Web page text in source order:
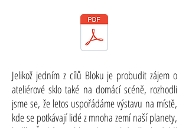
Jelikož jedním z cílů Bloku je probudit zájem o
ateliérové sklo také na domácí scéně, rozhodli
jsme se, že letos uspořádáme výstavu na místě,
kde se potkávají lidé z mnoha zemí naší planety,